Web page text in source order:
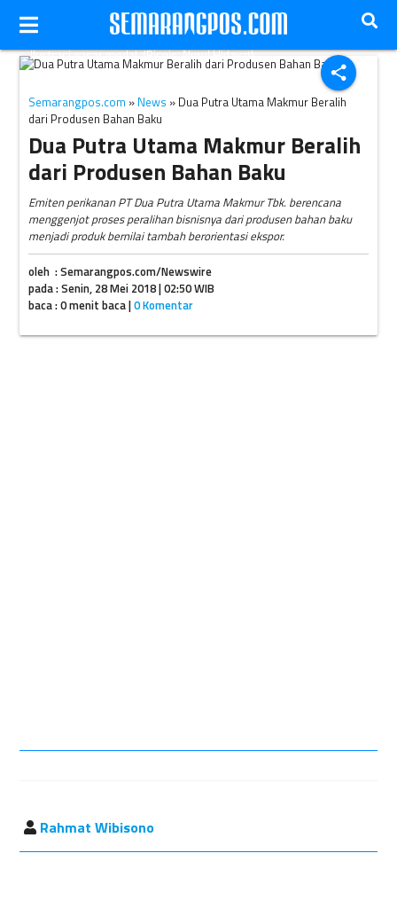
share
Ilustrasi pasar modal. (Bisnis-Nurul Hidayat)
Semarangpos.com » News » Dua Putra Utama Makmur Beralih
dari Produsen Bahan Baku
Dua Putra Utama Makmur Beralih
dari Produsen Bahan Baku
Emiten perikanan PT Dua Putra Utama Makmur Tbk. berencana
menggenjot proses peralihan bisnisnya dari produsen bahan baku
menjadi produk bernilai tambah berorientasi ekspor.
oleh : Semarangpos.com/Newswire
pada : Senin, 28 Mei 2018 | 02:50 WIB
baca : 0 menit baca |0 Komentar
Rahmat Wibisono